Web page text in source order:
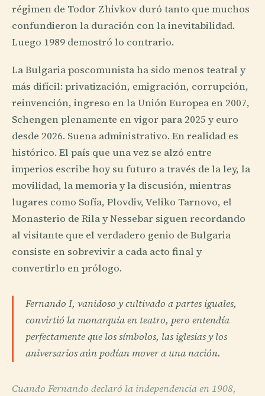
régimen de Todor Zhivkov duró tanto que muchos
confundieron la duración con la inevitabilidad.
Luego 1989 demostró lo contrario.
La Bulgaria poscomunista ha sido menos teatral y
más difícil: privatización, emigración, corrupción,
reinvención, ingreso en la Unión Europea en 2007,
Schengen plenamente en vigor para 2025 y euro
desde 2026. Suena administrativo. En realidad es
histórico. El país que una vez se alzó entre
imperios escribe hoy su futuro a través de la ley, la
movilidad, la memoria y la discusión, mientras
lugares como Sofía, Plovdiv, Veliko Tarnovo, el
Monasterio de Rila y Nessebar siguen recordando
al visitante que el verdadero genio de Bulgaria
consiste en sobrevivir a cada acto final y
convertirlo en prólogo.
Fernando I, vanidoso y cultivado a partes iguales,
convirtió la monarquía en teatro, pero entendía
perfectamente que los símbolos, las iglesias y los
aniversarios aún podían mover a una nación.
Cuando Fernando declaró la independencia en 1908,